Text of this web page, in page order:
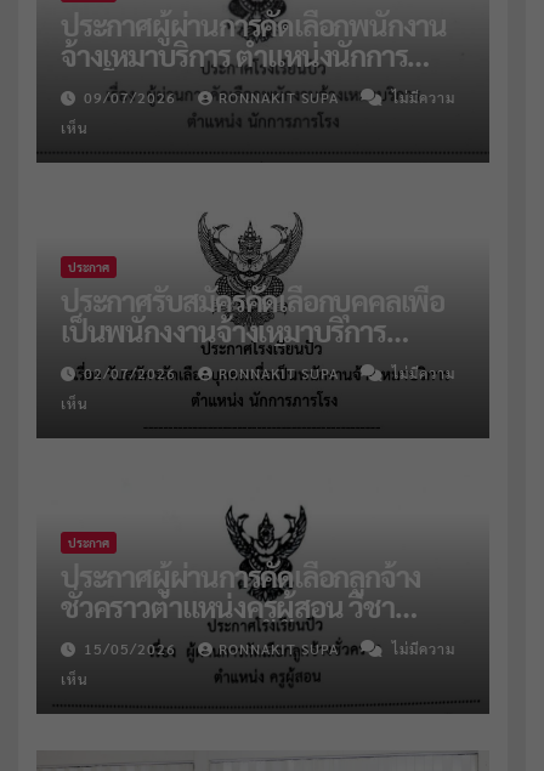
ประกาศผู้ผ่านการคัดเลือกพนักงาน
จ้างเหมาบริการ ตำแหน่งนักการ
ภารโรง จำนวน 2 อัตรา
09/07/2026 RONNAKIT SUPA
ไม่มีความ
เห็น
ประกาศ
ประกาศรับสมัครคัดเลือกบุคคลเพื่อ
เป็นพนักงงานจ้างเหมาบริการ
ตำแหน่งนักการภารโรง
02/07/2026 RONNAKIT SUPA
ไม่มีความ
เห็น
ประกาศ
ประกาศผู้ผ่านการคัดเลือกลูกจ้าง
ชั่วคราวตำแหน่งครูผู้สอน วิชา
คณิตฯ และแนะแนว
15/05/2026 RONNAKIT SUPA
ไม่มีความ
เห็น